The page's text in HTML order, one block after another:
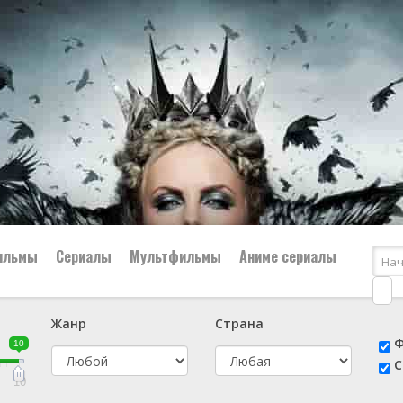
👨‍✈️ Военный
🕵️‍♂️ Детектив
Сериалы Мультфильмы Аниме сериалы
10
10
Жанр
Страна